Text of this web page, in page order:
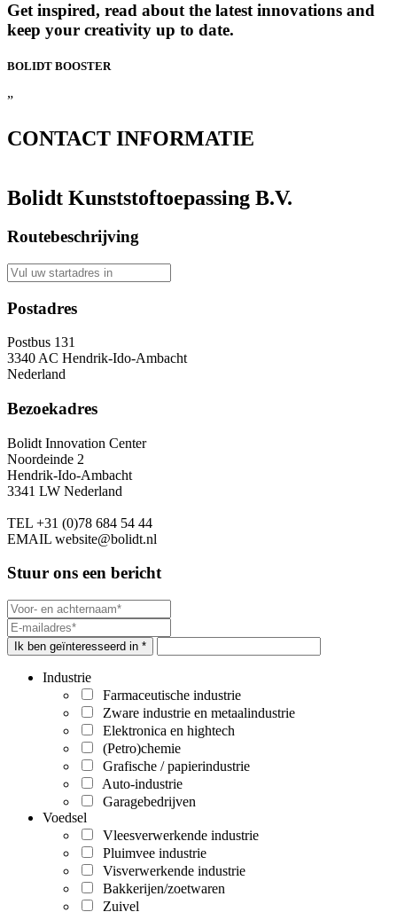
Get inspired, read about the latest innovations and
keep your creativity up to date.
BOLIDT BOOSTER
”
CONTACT INFORMATIE
Bolidt Kunststoftoepassing B.V.
Routebeschrijving
Postadres
Postbus 131
3340 AC Hendrik-Ido-Ambacht
Nederland
Bezoekadres
Bolidt Innovation Center
Noordeinde 2
Hendrik-Ido-Ambacht
3341 LW Nederland
TEL +31 (0)78 684 54 44
EMAIL website@bolidt.nl
Stuur ons een bericht
Ik ben geïnteresseerd in *
Industrie
Farmaceutische industrie
Zware industrie en metaalindustrie
Elektronica en hightech
(Petro)chemie
Grafische / papierindustrie
Auto-industrie
Garagebedrijven
Voedsel
Vleesverwerkende industrie
Pluimvee industrie
Visverwerkende industrie
Bakkerijen/zoetwaren
Zuivel